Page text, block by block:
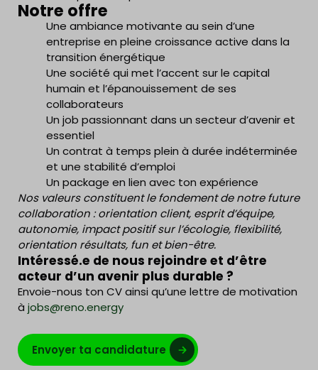
Notre offre
Une ambiance motivante au sein d’une
entreprise en pleine croissance active dans la
transition énergétique
Une société qui met l’accent sur le capital
humain et l’épanouissement de ses
collaborateurs
Un job passionnant dans un secteur d’avenir et
essentiel
Un contrat à temps plein à durée indéterminée
et une stabilité d’emploi
Un package en lien avec ton expérience
Nos valeurs constituent le fondement de notre future
collaboration : orientation client, esprit d’équipe,
autonomie, impact positif sur l’écologie, flexibilité,
orientation résultats, fun et bien-être.
Intéressé.e de nous rejoindre et d’être
acteur d’un avenir plus durable ?
Envoie-nous ton CV ainsi qu’une lettre de motivation
à jobs@reno.energy
Envoyer ta candidature